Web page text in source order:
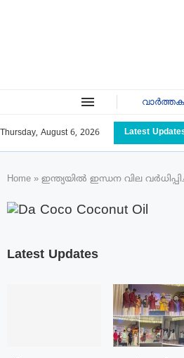
Thursday, August 6, 2026 Latest
Home » ഇന്ത്യയിൽ ഇന്ധന വില
Latest Updates